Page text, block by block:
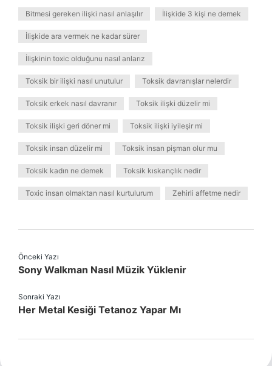
Bitmesi gereken ilişki nasıl anlaşılır İlişkide 3 kişi ne demek
İlişkide ara vermek ne kadar sürer
İlişkinin toxic olduğunu nasıl anlarız
Toksik bir ilişki nasıl unutulur Toksik davranışlar nelerdir
Toksik erkek nasıl davranır Toksik ilişki düzelir mi
Toksik ilişki geri döner mi Toksik ilişki iyileşir mi
Toksik insan düzelir mi Toksik insan pişman olur mu
Toksik kadın ne demek Toksik kıskançlık nedir
Toxic insan olmaktan nasıl kurtulurum Zehirli affetme nedir
Önceki Yazı
Sony Walkman Nasıl Müzik Yüklenir
Sonraki Yazı
Her Metal Kesiği Tetanoz Yapar Mı